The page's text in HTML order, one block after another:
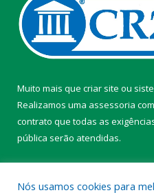
Muito mais que criar site ou
Realizamos uma assessoria
contrato que todas as
pública serão atendidas.
Nós usamos cookies para